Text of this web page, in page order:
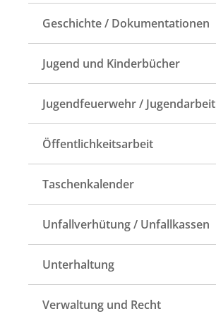
Geschichte / Dokumentationen
Jugend und Kinderbücher
Jugendfeuerwehr / Jugendarbeit
Öffentlichkeitsarbeit
Taschenkalender
Unfallverhütung / Unfallkassen
Unterhaltung
Verwaltung und Recht